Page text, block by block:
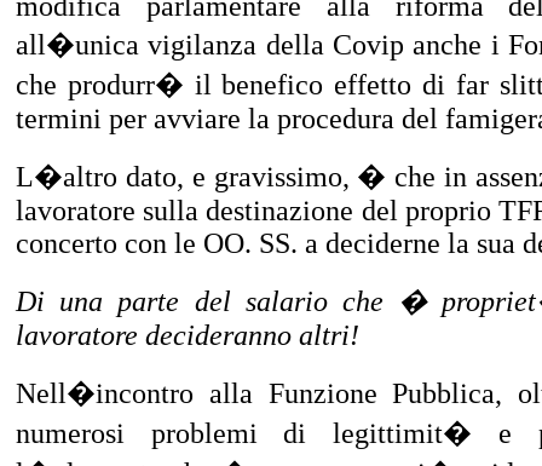
all�unica vigilanza della Covip anche i
che produrr� il benefico effetto di far
termini per avviare la procedura del
L�altro dato, e gravissimo, � che in
lavoratore sulla destinazione del proprio
concerto con le OO. SS. a deciderne la sua
Di una parte del salario che �
lavoratore decideranno altri!
Nell�incontro alla Funzione Pubblica,
numerosi problemi di legittimit� e